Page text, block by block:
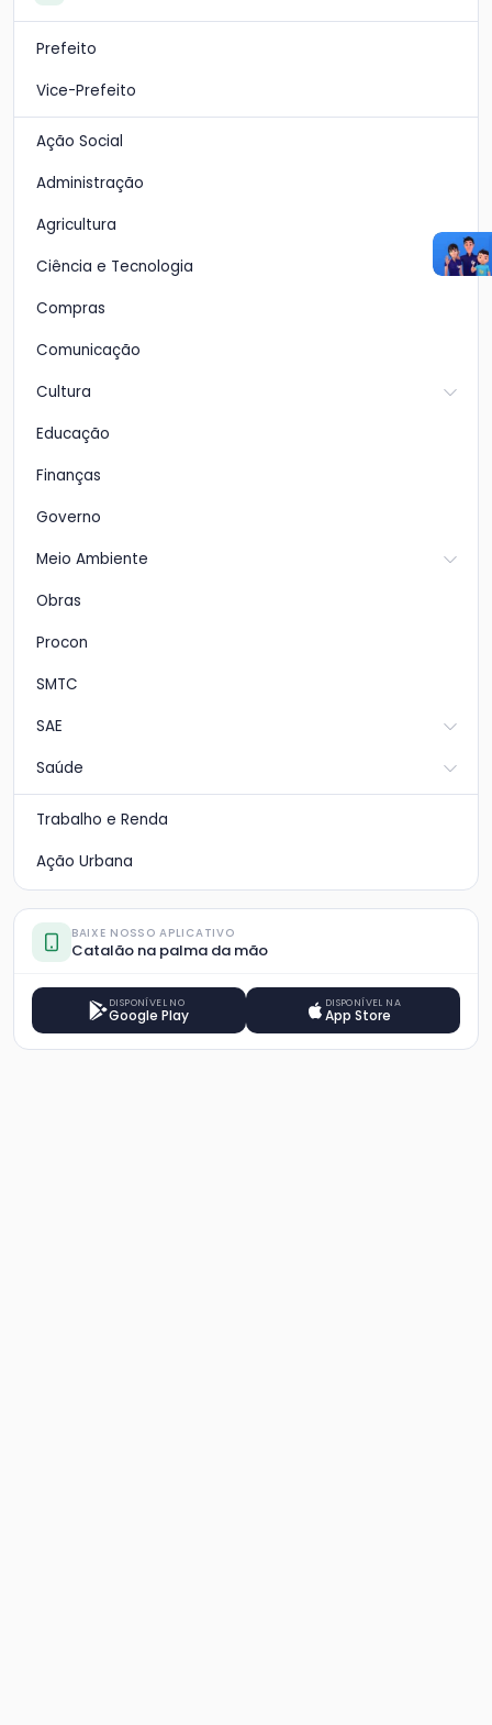
Prefeito
Vice-Prefeito
Ação Social
Administração
Agricultura
Ciência e Tecnologia
Compras
Comunicação
Cultura
Educação
Finanças
Governo
Meio Ambiente
Obras
Procon
SMTC
SAE
Saúde
Trabalho e Renda
Ação Urbana
BAIXE NOSSO APLICATIVO
Catalão na palma da mão
DISPONÍVEL NO
Google Play
DISPONÍVEL NA
App Store